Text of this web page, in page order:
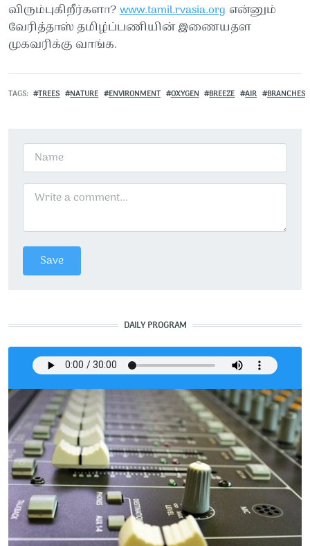
விரும்புகிறீர்களா?www.tamil.rvasia.org என்னும்
வேரித்தாஸ் தமிழ்ப்பணியின் இணையதள
முகவரிக்கு வாங்க.
TAGS TREES NATURE ENVIRONMENT OXYGEN BREEZE AIR BRANCHES
DAILY PROGRAM